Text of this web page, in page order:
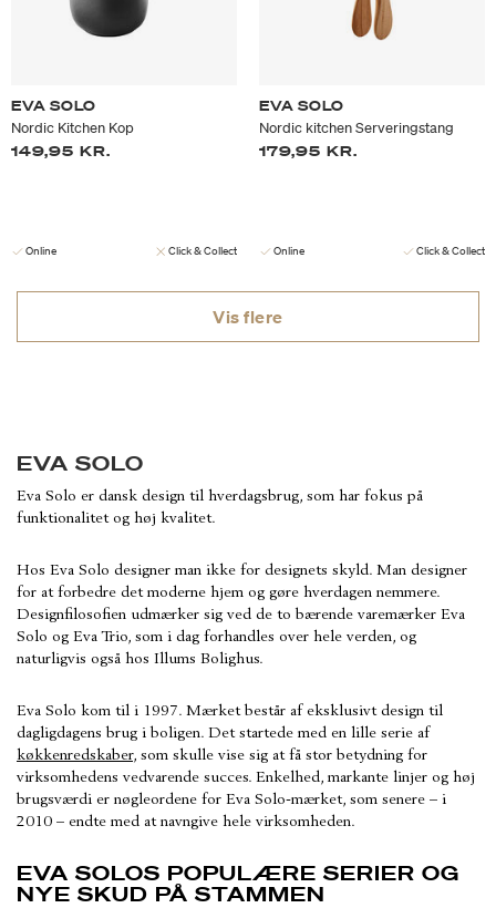
EVA SOLO
Nordic Kitchen Kop
149,95 KR.
Online Click & Collect
EVA SOLO
Nordic kitchen Serveringstang
179,95 KR.
Online Click & Collect
Vis flere
EVA SOLO
Eva Solo er dansk design til hverdagsbrug, som har fokus på
funktionalitet og høj kvalitet.
Hos Eva Solo designer man ikke for designets skyld. Man designer
for at forbedre det moderne hjem og gøre hverdagen nemmere.
Designfilosofien udmærker sig ved de to bærende varemærker Eva
Solo og Eva Trio, som i dag forhandles over hele verden, og
naturligvis også hos Illums Bolighus.
Eva Solo kom til i 1997. Mærket består af eksklusivt design til
dagligdagens brug i boligen. Det startede med en lille serie af
køkkenredskaber, som skulle vise sig at få stor betydning for
virksomhedens vedvarende succes. Enkelhed, markante linjer og høj
brugsværdi er nøgleordene for Eva Solo-mærket, som senere – i
2010 – endte med at navngive hele virksomheden.
EVA SOLOS POPULÆRE SERIER OG
NYE SKUD PÅ STAMMEN